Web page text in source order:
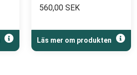
560,00 SEK
Läs mer om produkten